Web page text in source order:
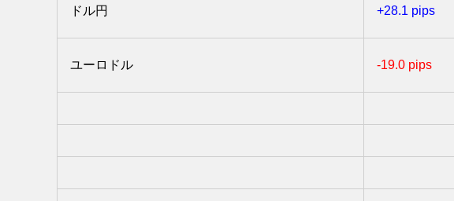
ドル円 +28.1 pips
ユーロドル -19.0 pips